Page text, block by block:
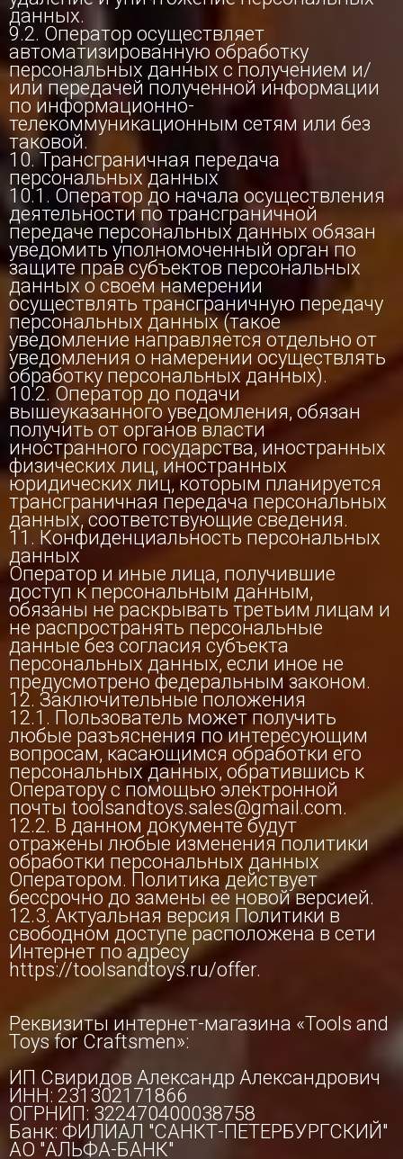
данных.
9.2. Оператор осуществляет
автоматизированную обработку
персональных данных с получением и/
или передачей полученной информации
по информационно-
телекоммуникационным сетям или без
таковой.
10. Трансграничная передача
персональных данных
10.1. Оператор до начала осуществления
деятельности по трансграничной
передаче персональных данных обязан
уведомить уполномоченный орган по
защите прав субъектов персональных
данных о своем намерении
осуществлять трансграничную передачу
персональных данных (такое
уведомление направляется отдельно от
уведомления о намерении осуществлять
обработку персональных данных).
10.2. Оператор до подачи
вышеуказанного уведомления, обязан
получить от органов власти
иностранного государства, иностранных
физических лиц, иностранных
юридических лиц, которым планируется
трансграничная передача персональных
данных, соответствующие сведения.
11. Конфиденциальность персональных
данных
Оператор и иные лица, получившие
доступ к персональным данным,
обязаны не раскрывать третьим лицам и
не распространять персональные
данные без согласия субъекта
персональных данных, если иное не
предусмотрено федеральным законом.
12. Заключительные положения
12.1. Пользователь может получить
любые разъяснения по интересующим
вопросам, касающимся обработки его
персональных данных, обратившись к
Оператору с помощью электронной
почты toolsandtoys.sales@gmail.com.
12.2. В данном документе будут
отражены любые изменения политики
обработки персональных данных
Оператором. Политика действует
бессрочно до замены ее новой версией.
12.3. Актуальная версия Политики в
свободном доступе расположена в сети
Интернет по адресу
https://toolsandtoys.ru/offer.
Реквизиты интернет-магазина «Tools and
Toys for Craftsmen»:
ИП Свиридов Александр Александрович
ИНН: 231302171866
ОГРНИП: 322470400038758
Банк: ФИЛИАЛ "САНКТ-ПЕТЕРБУРГСКИЙ"
АО "АЛЬФА-БАНК"